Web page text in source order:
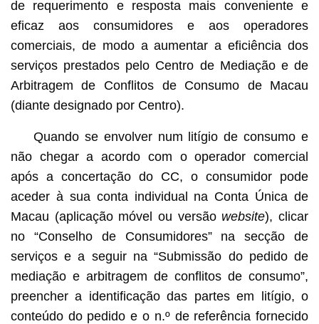
de requerimento e resposta mais conveniente e
eficaz aos consumidores e aos operadores
comerciais, de modo a aumentar a eficiência dos
serviços prestados pelo Centro de Mediação e de
Arbitragem de Conflitos de Consumo de Macau
(diante designado por Centro).
Quando se envolver num litígio de consumo e
não chegar a acordo com o operador comercial
após a concertação do CC, o consumidor pode
aceder à sua conta individual na Conta Única de
Macau (aplicação móvel ou versão website), clicar
no “Conselho de Consumidores” na secção de
serviços e a seguir na “Submissão do pedido de
mediação e arbitragem de conflitos de consumo”,
preencher a identificação das partes em litígio, o
conteúdo do pedido e o n.º de referência fornecido